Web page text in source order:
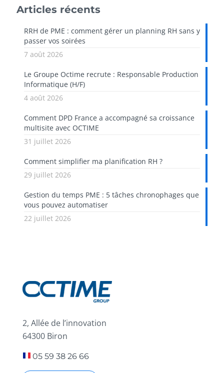
Articles récents
RRH de PME : comment gérer un planning RH sans y
passer vos soirées
7 août 2026
Le Groupe Octime recrute : Responsable Production
Informatique (H/F)
4 août 2026
Comment DPD France a accompagné sa croissance
multisite avec OCTIME
31 juillet 2026
Comment simplifier ma planification RH ?
29 juillet 2026
Gestion du temps PME : 5 tâches chronophages que
vous pouvez automatiser
22 juillet 2026
2, Allée de l’innovation
64300 Biron
05 59 38 26 66